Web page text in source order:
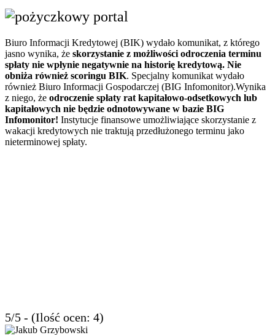
Biuro Informacji Kredytowej (BIK) wydało komunikat, z którego
jasno wynika, że skorzystanie z możliwości odroczenia terminu
spłaty nie wpłynie negatywnie na historię kredytową. Nie
obniża również scoringu BIK. Specjalny komunikat wydało
również Biuro Informacji Gospodarczej (BIG Infomonitor).Wynika
z niego, że odroczenie spłaty rat kapitałowo-odsetkowych lub
kapitałowych nie będzie odnotowywane w bazie BIG
Infomonitor! Instytucje finansowe umożliwiające skorzystanie z
wakacji kredytowych nie traktują przedłużonego terminu jako
nieterminowej spłaty.
5/5 - (Ilość ocen: 4)